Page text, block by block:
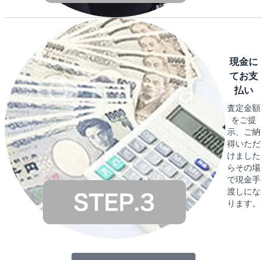
現金に
てお支
払い
査定金額
をご提
示、ご納
得いただ
けました
らその場
で現金手
渡しにな
ります。